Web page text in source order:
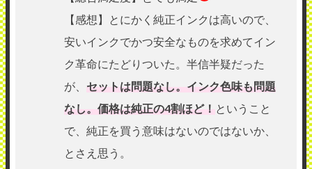
【感想】とにかく純正インクは高いので、
安いインクでかつ安全なものを求めてイン
ク革命にたどりついた。半信半疑だった
が、 セットは問題なし。インク色味も問題
なし。価格は純正の4割ほど！ ということ
で、純正を買う意味はないのではないか、
とさえ思う。